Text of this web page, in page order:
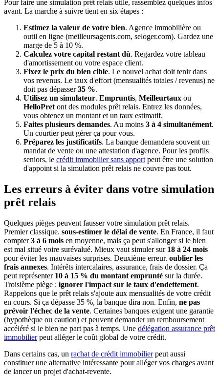
Pour faire une simulation prêt relais utile, rassemblez quelques infos
avant. La marche à suivre tient en six étapes :
Estimez la valeur de votre bien. Agence immobilière ou
outil en ligne (meilleursagents.com, seloger.com). Gardez une
marge de 5 à 10 %.
Calculez votre capital restant dû. Regardez votre tableau
d'amortissement ou votre espace client.
Fixez le prix du bien cible. Le nouvel achat doit tenir dans
vos revenus. Le taux d'effort (mensualités totales / revenus) ne
doit pas dépasser35 %.
Utilisez un simulateur. Empruntis, Meilleurtaux ou
HelloPret ont des modules prêt relais. Entrez les données,
vous obtenez un montant et un taux estimatif.
Faites plusieurs demandes. Au moins 3 à 4 simultanément.
Un courtier peut gérer ça pour vous.
Préparez les justificatifs. La banque demandera souvent un
mandat de vente ou une attestation d'agence. Pour les profils
seniors, le crédit immobilier sans apport peut être une solution
d'appoint si la simulation prêt relais ne couvre pas tout.
Les erreurs à éviter dans votre simulation
prêt relais
Quelques pièges peuvent fausser votre simulation prêt relais.
Premier classique. sous-estimer le délai de vente. En France, il faut
compter3 à 6 mois en moyenne, mais ça peut s'allonger si le bien
est mal situé voire surévalué. Mieux vaut simuler sur 18 à 24 mois
pour éviter les mauvaises surprises. Deuxième erreur. oublier les
frais annexes. Intérêts intercalaires, assurance, frais de dossier. Ça
peut représenter 10 à 15 % du montant emprunté sur la durée.
Troisième piège : ignorer l'impact sur le taux d'endettement.
Rappelons que le prêt relais s'ajoute aux mensualités de votre crédit
en cours. Si ça dépasse 35 %, la banque dira non. Enfin, ne pas
prévoir l'échec de la vente. Certaines banques exigent une garantie
(hypothèque ou caution) et peuvent demander un remboursement
accéléré si le bien ne part pas à temps. Une délégation assurance prêt
immobilierpeut alléger le coût global de votre crédit.
Dans certains cas, un rachat de crédit immobilierpeut aussi
constituer une alternative intéressante pour alléger vos charges avant
de lancer un projet d'achat-revente.